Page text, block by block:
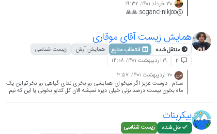
۳۰ خرداد ۱۴۰۱،‏ ۱۹:۳۲
@sogand-nikjoo 🙏🙏
همایش زیست آقای موقاری
منتقل شده انتخاب منابع همایش آرش
زیست-شناسی
2
۱۹ اردیبهشت ۱۴۰۱،‏ ۱۴:۰۸
س ۲۰ اردیبهشت ۱۴۰۱،‏ ۳:۵۷
سلام.. دوست عزیز اگر میخوای همایشی رو بخری تتای گیاهی رو بخر تواین یک
ماه بخون بیست درصد بزنی خیلی دیره نمیشه الان کل کتابو بخونی یا این که نیم
بیکربنات
حل شده
زیست شناسی